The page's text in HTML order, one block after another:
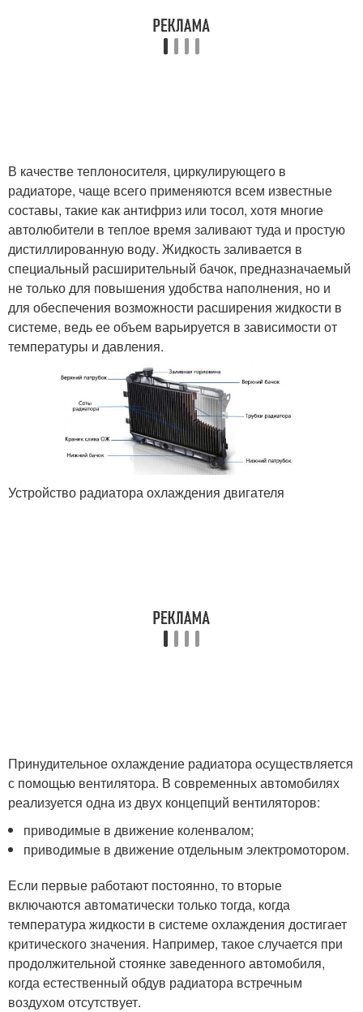
В качестве теплоносителя, циркулирующего в
радиаторе, чаще всего применяются всем известные
составы, такие как антифриз или тосол, хотя многие
автолюбители в теплое время заливают туда и простую
дистиллированную воду. Жидкость заливается в
специальный расширительный бачок, предназначаемый
не только для повышения удобства наполнения, но и
для обеспечения возможности расширения жидкости в
системе, ведь ее объем варьируется в зависимости от
температуры и давления.
Устройство радиатора охлаждения двигателя
Принудительное охлаждение радиатора осуществляется
с помощью вентилятора. В современных автомобилях
реализуется одна из двух концепций вентиляторов:
приводимые в движение коленвалом;
приводимые в движение отдельным электромотором.
Если первые работают постоянно, то вторые
включаются автоматически только тогда, когда
температура жидкости в системе охлаждения достигает
критического значения. Например, такое случается при
продолжительной стоянке заведенного автомобиля,
когда естественный обдув радиатора встречным
воздухом отсутствует.